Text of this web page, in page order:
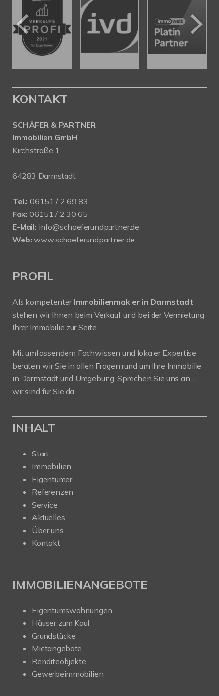
KONTAKT
SCHÄFER & PARTNER
Immobilien GmbH
Kirchstraße 1
64283 Darmstadt
Tel.: 06151 / 2 69 83
Fax: 06151 / 2 30 65
E-Mail: info@schaeferundpartner.de
Web: www.schaeferundpartner.de
PROFIL
Als kompetenter Immobilienmakler in Darmstadt
stehen wir Ihnen beim Verkauf und bei der Vermietung
Ihrer Immobilie zur Seite.
Mit umfassendem Fachwissen und lokaler Expertise
beraten wir Sie in allen Fragen rund um Ihre Immobilie
in Darmstadt und Umgebung. Sprechen Sie uns an -
wir sind für Sie da.
INHALT
Start
Immobilien
Eigentümer
Referenzen
Service
Aktuelles
Über uns
Kontakt
IMMOBILIENANGEBOTE
Eigentumswohnungen
Häuser zum Kauf
Grundstücke
Mietangebote
Renditeobjekte
Gewerbeimmobilien